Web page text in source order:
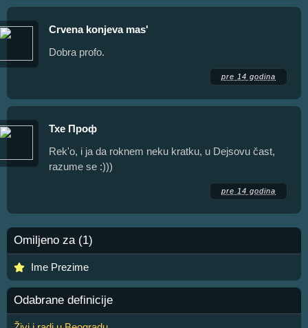
Crvena konjeva mas'
Dobra profo.
pre 14 godina
Тхе Проф
Rek'o, i ja da roknem neku kratku, u Dejsovu čast,
razume se :)))
pre 14 godina
Omiljeno za (1)
Ime Prezime
Odabrane definicije